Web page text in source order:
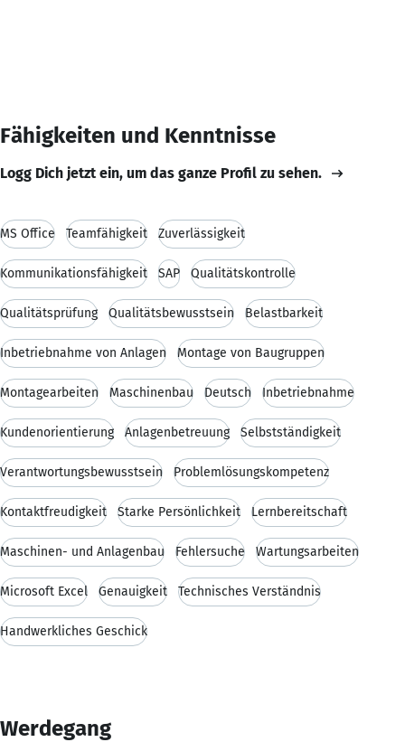
Fähigkeiten und Kenntnisse
Logg Dich jetzt ein, um das ganze Profil zu sehen.
MS Office Teamfähigkeit Zuverlässigkeit
Kommunikationsfähigkeit SAP Qualitätskontrolle
Qualitätsprüfung Qualitätsbewusstsein Belastbarkeit
Inbetriebnahme von Anlagen Montage von Baugruppen
Montagearbeiten Maschinenbau Deutsch Inbetriebnahme
Kundenorientierung Anlagenbetreuung Selbstständigkeit
Verantwortungsbewusstsein Problemlösungskompetenz
Kontaktfreudigkeit Starke Persönlichkeit Lernbereitschaft
Maschinen- und Anlagenbau Fehlersuche Wartungsarbeiten
Microsoft Excel Genauigkeit Technisches Verständnis
Handwerkliches Geschick
Werdegang